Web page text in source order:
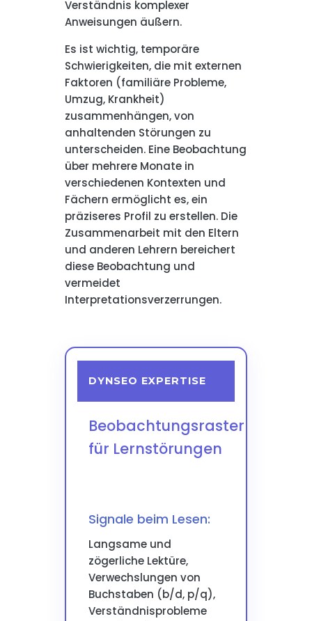
Verständnis komplexer
Anweisungen äußern.
Es ist wichtig, temporäre
Schwierigkeiten, die mit externen
Faktoren (familiäre Probleme,
Umzug, Krankheit)
zusammenhängen, von
anhaltenden Störungen zu
unterscheiden. Eine Beobachtung
über mehrere Monate in
verschiedenen Kontexten und
Fächern ermöglicht es, ein
präziseres Profil zu erstellen. Die
Zusammenarbeit mit den Eltern
und anderen Lehrern bereichert
diese Beobachtung und
vermeidet
Interpretationsverzerrungen.
DYNSEO EXPERTISE
Beobachtungsraster
für Lernstörungen
Signale beim Lesen:
Langsame und
zögerliche Lektüre,
Verwechslungen von
Buchstaben (b/d, p/q),
Verständnisprobleme